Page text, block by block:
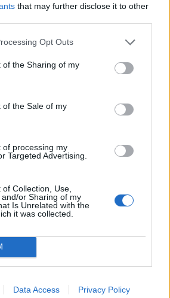
that may further disclose it to other
Opt Outs
of the Sharing of my
of the Sale of my
of processing my
Targeted Advertising.
Collection, Use,
or Sharing of my
Is Unrelated with the
it was collected.
Data Access Privacy Policy